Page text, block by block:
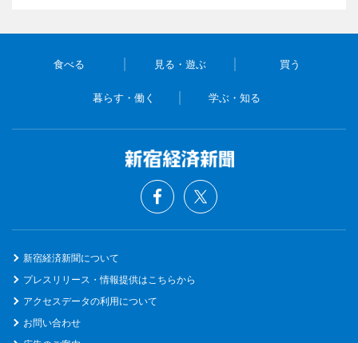
食べる 見る・遊ぶ 買う
暮らす・働く 学ぶ・知る
新宿経済新聞について
プレスリリース・情報提供はこちらから
アクセスデータの利用について
お問い合わせ